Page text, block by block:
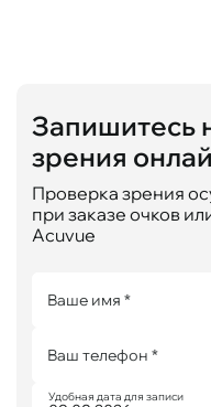
Запишитесь
зрения
Проверка зрения
при заказе очков
Acuvue
Ваше имя *
Ваш телефон *
Удобная дата для записи